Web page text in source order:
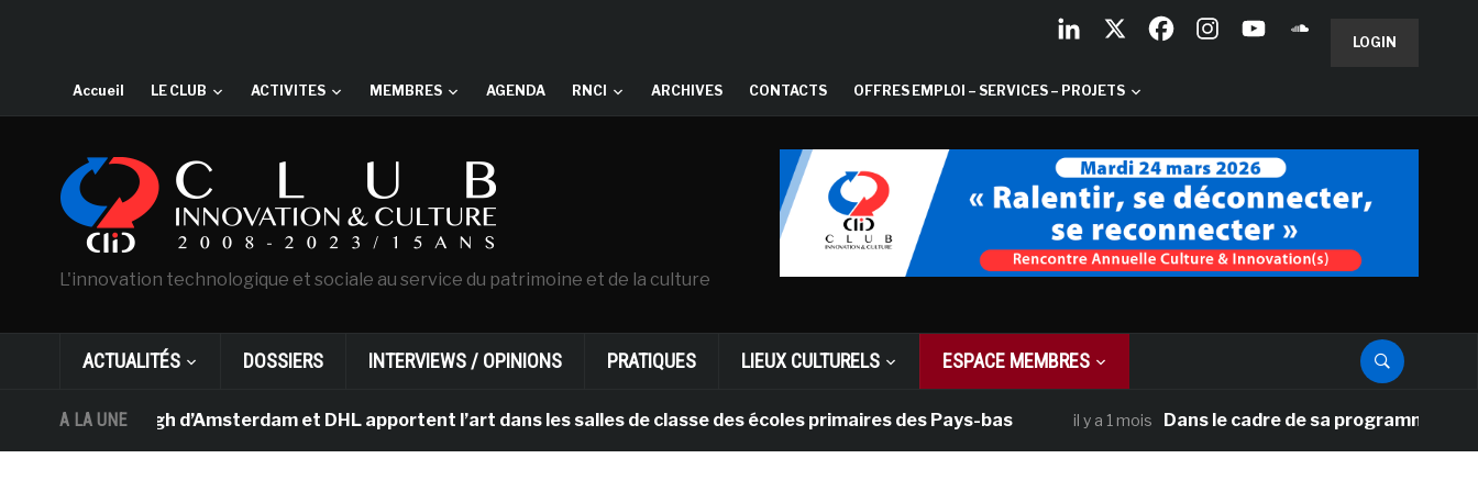
LOGIN
Accueil LE CLUB ACTIVITES MEMBRES AGENDA RNCI ARCHIVES CONTACTS OFFRES EMPLOI – SERVICES – PROJETS
L'innovation technologique et sociale au service du patrimoine et de la culture
ACTUALITÉS DOSSIERS INTERVIEWS / OPINIONS PRATIQUES LIEUX CULTURELS ESPACE MEMBRES
A LA UNE
Van Gogh d’Amsterdam et DHL apportent l’art dans les salles de classe des écoles primaires des Pays-bas il y a 1 mois Dans le cadre de sa programmation